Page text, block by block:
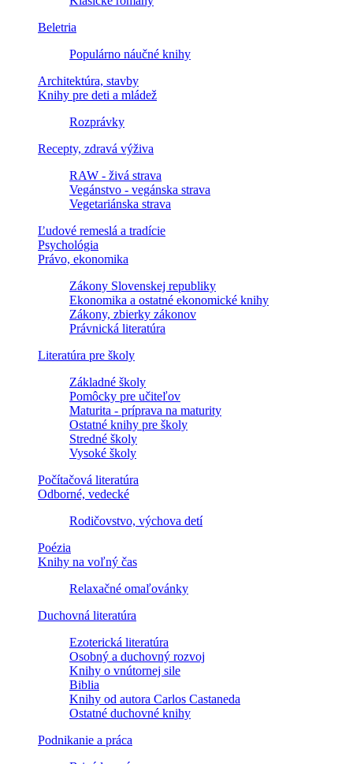
Beletria
Populárno náučné knihy
Architektúra, stavby
Knihy pre deti a mládež
Rozprávky
Recepty, zdravá výživa
RAW - živá strava
Vegánstvo - vegánska strava
Vegetariánska strava
Ľudové remeslá a tradície
Psychológia
Právo, ekonomika
Zákony Slovenskej republiky
Ekonomika a ostatné ekonomické knihy
Zákony, zbierky zákonov
Právnická literatúra
Literatúra pre školy
Základné školy
Pomôcky pre učiteľov
Maturita - príprava na maturity
Ostatné knihy pre školy
Stredné školy
Vysoké školy
Počítačová literatúra
Odborné, vedecké
Rodičovstvo, výchova detí
Poézia
Knihy na voľný čas
Relaxačné omaľovánky
Duchovná literatúra
Ezoterická literatúra
Osobný a duchovný rozvoj
Knihy o vnútornej sile
Biblia
Knihy od autora Carlos Castaneda
Ostatné duchovné knihy
Podnikanie a práca